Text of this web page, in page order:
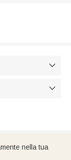


nella tua